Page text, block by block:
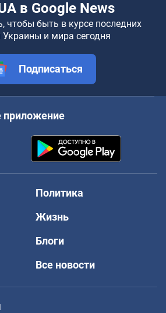
в Google News
чтобы быть в курсе последних
Украины и мира сегодня
Подписаться
приложение
Политика
Жизнь
Блоги
Все новости